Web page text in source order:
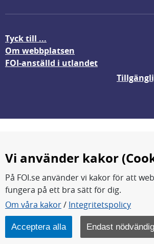
Tyck till ...
Om webbplatsen
FOI-anställd i utlandet
FOI forskar för en säkrare värld.
FOI:s kärnverksamhet är forskning, metod-
teknikutveckling samt analyser och studier.
Myndigheten ligger under
Vi använder kakor
På FOI.se använder vi kakor för att
fungera på ett bra sätt för dig.
Om våra kakor/ Integritetspolicy
Acceptera alla Endast